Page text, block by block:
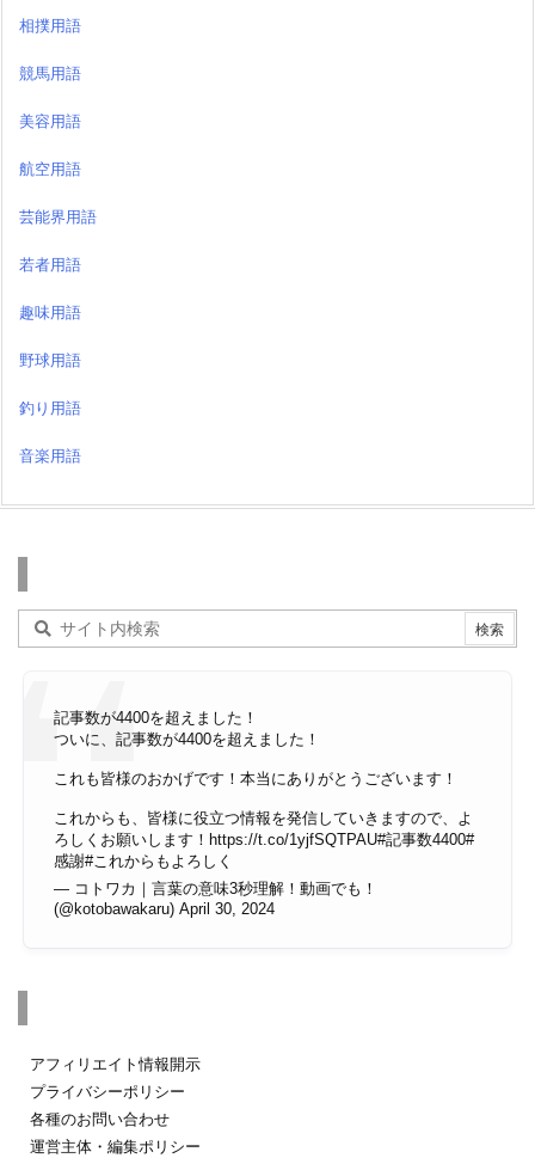
相撲用語
競馬用語
美容用語
航空用語
芸能界用語
若者用語
趣味用語
野球用語
釣り用語
音楽用語
記事数が4400を超えました！
ついに、記事数が4400を超えました！
これも皆様のおかげです！本当にありがとうございます！
これからも、皆様に役立つ情報を発信していきますので、よ
ろしくお願いします！ https://t.co/1yjfSQTPAU#記事数4400#
感謝#これからもよろしく
— コトワカ｜言葉の意味3秒理解！動画でも！
(@kotobawakaru) April 30, 2024
アフィリエイト情報開示
プライバシーポリシー
各種のお問い合わせ
運営主体・編集ポリシー